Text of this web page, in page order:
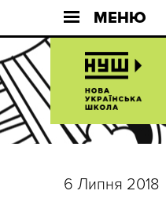
МЕНЮ
6 Липня 2018